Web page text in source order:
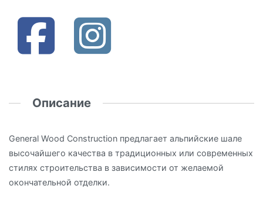
Описание
General Wood Construction предлагает альпийские шале
высочайшего качества в традиционных или современных
стилях строительства в зависимости от желаемой
окончательной отделки.